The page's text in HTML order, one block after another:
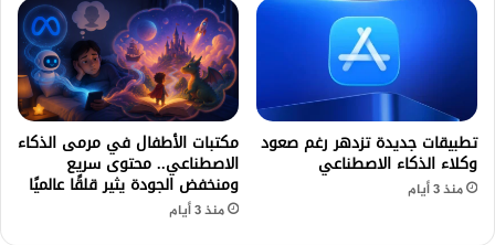
تطبيقات جديدة تزدهر رغم صعود
وكلاء الذكاء الاصطناعي
منذ 3 أيام
مكتبات الأطفال في مرمى الذكاء
الاصطناعي.. محتوى سريع
ومنخفض الجودة يثير قلقًا عالميًا
منذ 3 أيام